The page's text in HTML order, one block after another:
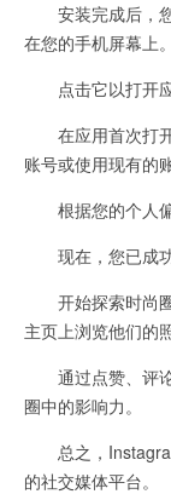
安装完成后，您
在您的手机屏幕上。
点击它以打开应
在应用首次打开
账号或使用现有的
根据您的个人偏
现在，您已成功
开始探索时尚圈
主页上浏览他们的
通过点赞、评论
圈中的影响力。
总之，
的社交媒体平台。